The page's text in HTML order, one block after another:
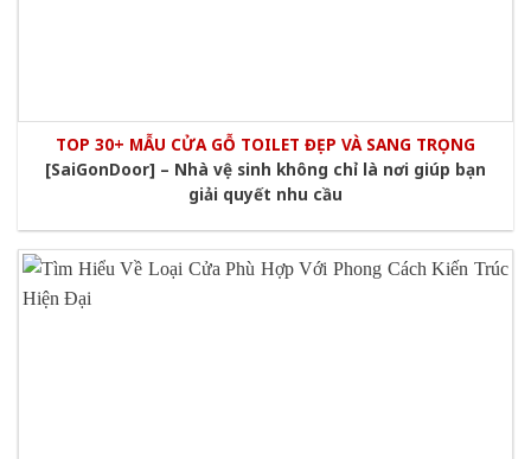
TOP 30+ MẪU CỬA GỖ TOILET ĐẸP VÀ SANG TRỌNG
[SaiGonDoor] – Nhà vệ sinh không chỉ là nơi giúp bạn
giải quyết nhu cầu